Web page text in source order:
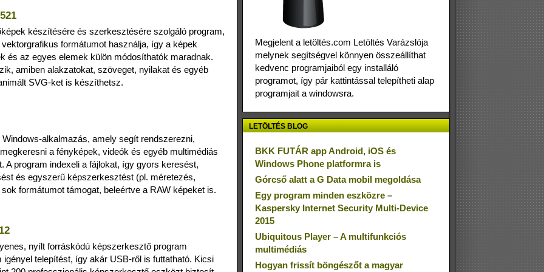
készítésére és szerkesztésére szolgáló program,
formátumot használja, így a képek
és az egyes elemek külön módosíthatók maradnak.
amiben alakzatokat, szöveget, nyilakat és egyéb
SVG‑ket is készíthetsz.
amely segít rendszerezni,
a fényképek, videók és egyéb multimédiás
A program indexeli a fájlokat, így gyors keresést,
és egyszerű képszerkesztést (pl. méretezés,
formátumot támogat, beleértve a RAW képeket is.
nyílt forráskódú képszerkesztő program
telepítést, így akár USB‑ről is futtatható. Kicsi
Megjelent a letöltés.com Letöltés Varázslója
melynek segítségvel könnyen összeállíthat
kedvenc programjaiból egy installáló
programot, így pár kattintással telepítheti alap
programjait a windowsra.
LETÖLTÉS BLOG
BKK FUTÁR app Android, iOS és
Windows Phone platformra is
Górcső alatt a G Data mobil megoldása
Egy program minden eszközre –
Kaspersky Internet Security Multi-Device
2015
Ubiquitous Player – A multifunkciós
multimédiás
Hogyan frissít böngészőt a magyar